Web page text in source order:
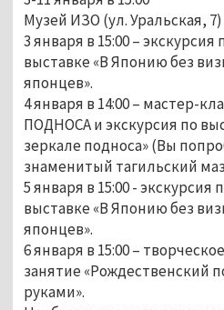
Музей ИЗО (ул. Уральская, 7)
3 января в 15:00 –
выставке «В Японию без
японцев».
4 января в 14:00 – мастер-
ПОДНОСА и экскурсия по
зеркале подноса» (Вы
знаменитый тагильский
5 января в 15:00 - экскурсия
выставке «В Японию без
японцев».
6 января в 15:00 – творческое
занятие «Рождественский
руками».